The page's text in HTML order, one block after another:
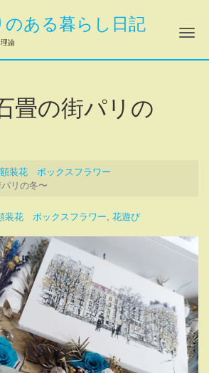
のある暮らし日記
論 ナ
畳の街パリの
額装花 ボックスフラワー
リの冬〜
装花 ボックスフラワー, 花遊び